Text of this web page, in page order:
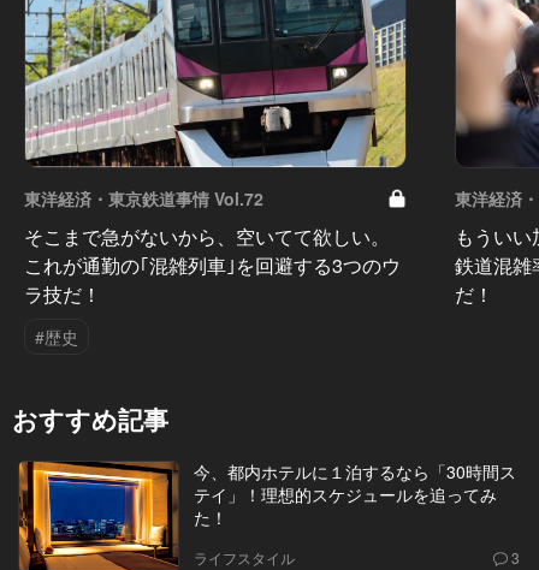
東洋経済・東京鉄道事情 Vol.72
そこまで急がないから、空いてて欲しい。
これが通勤の｢混雑列車｣を回避する3つのウ
ラ技だ！
#歴史
東洋経済
もうい
鉄道混雑
だ！
おすすめ記事
今、都内ホテルに１泊するなら「30時間ス
テイ」！理想的スケジュールを追ってみ
た！
ライフスタイル 3